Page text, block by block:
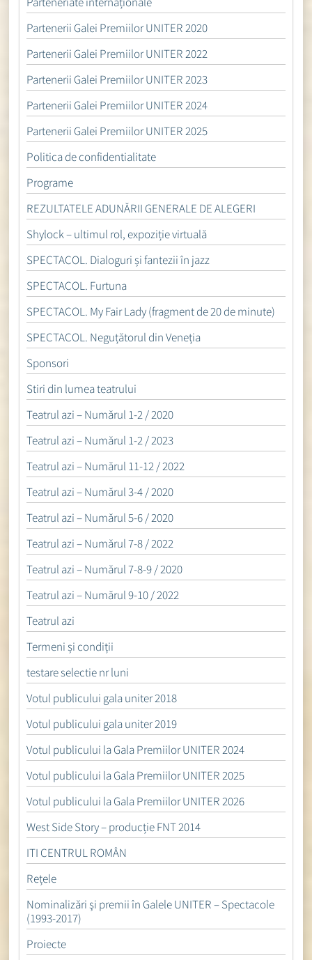
Partenerii Galei Premiilor UNITER 2020
Partenerii Galei Premiilor UNITER 2022
Partenerii Galei Premiilor UNITER 2023
Partenerii Galei Premiilor UNITER 2024
Partenerii Galei Premiilor UNITER 2025
Politica de confidentialitate
Programe
REZULTATELE ADUNĂRII GENERALE DE ALEGERI
Shylock – ultimul rol, expoziție virtuală
SPECTACOL. Dialoguri și fantezii în jazz
SPECTACOL. Furtuna
SPECTACOL. My Fair Lady (fragment de 20 de minute)
SPECTACOL. Neguțătorul din Veneția
Sponsori
Stiri din lumea teatrului
Teatrul azi – Numărul 1-2 / 2020
Teatrul azi – Numărul 1-2 / 2023
Teatrul azi – Numărul 11-12 / 2022
Teatrul azi – Numărul 3-4 / 2020
Teatrul azi – Numărul 5-6 / 2020
Teatrul azi – Numărul 7-8 / 2022
Teatrul azi – Numărul 7-8-9 / 2020
Teatrul azi – Numărul 9-10 / 2022
Teatrul azi
Termeni și condiții
testare selectie nr luni
Votul publicului gala uniter 2018
Votul publicului gala uniter 2019
Votul publicului la Gala Premiilor UNITER 2024
Votul publicului la Gala Premiilor UNITER 2025
Votul publicului la Gala Premiilor UNITER 2026
West Side Story – producție FNT 2014
ITI CENTRUL ROMÂN
Rețele
Nominalizări şi premii în Galele UNITER – Spectacole
(1993-2017)
Proiecte